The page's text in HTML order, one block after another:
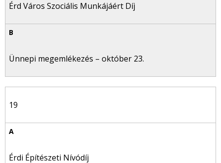
Érd Város Szociális Munkájáért Díj
Ünnepi megemlékezés – október 23.
19
Érdi Építészeti Nívódíj